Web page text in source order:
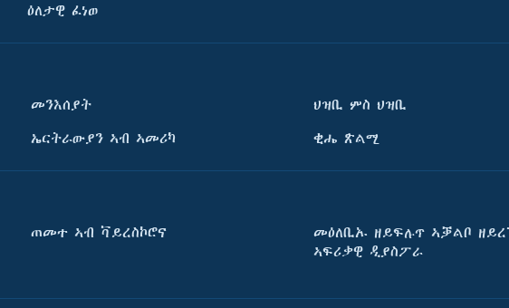
ዕለታዊ ፈነወ
መንእሰያት
ኤርትራውያን ኣብ ኣመሪካ
ህዝቢ ምስ ህዝቢ
ቂሔ ጽልሚ
ጠመተ ኣብ ቫይረስኮሮና
መዕለቢኡ ዘይፍሉጥ ኣቓልቦ
ኣፍሪቃዊ ዲያስፖራ